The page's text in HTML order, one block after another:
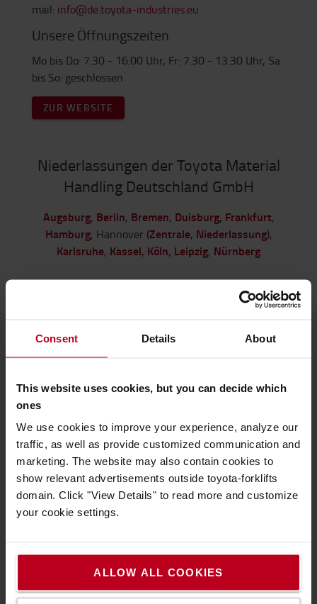
Consent Details About
This website uses cookies, but you can decide which
ones
We use cookies to improve your experience, analyze our
traffic, as well as provide customized communication and
marketing. The website may also contain cookies to
show relevant advertisements outside toyota-forklifts
domain. Click "View Details" to read more and customize
your cookie settings.
ALLOW ALL COOKIES
mail: info@de.toyota-industries.eu
Unsere Öffnungszeiten
Mo bis Do: 7.30 - 16.00 Uhr, Fr: 7.30 - 13.30 Uhr, Sa
bis So: geschlossen
ZUR WEBSITE
Niederlassungen der Toyota Material
Handling Deutschland GmbH
Augsburg, Berlin, Bremen, Duisburg, Frankfurt,
Hamburg, Hannover (Zentrale, Niederlassung),
Karlsruhe, Kassel, Köln, Leipzig, Nürnberg
UNSER SERVICE-ANGEBOT
Wir bieten ein erstklassiges Service-Angebot, das
auf Ihre Bedürfnisse abgestimmt ist. Unser Service
Zubehörteile. Unsere erfahrenen Servicemitarbeiter
stehen Ihnen jederzeit zur Verfügung.